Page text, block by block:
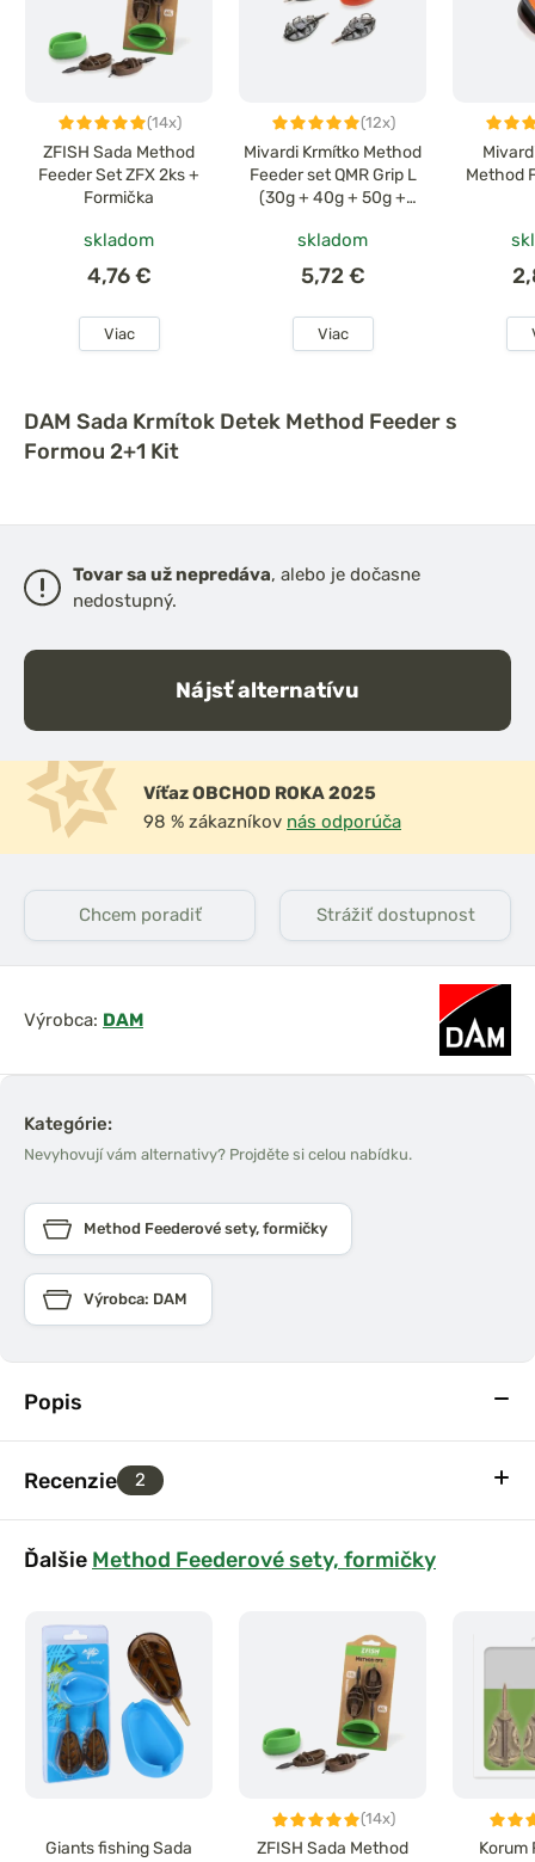
Popis
Recenzie 2
Ďalšie Method Feederové sety, formičky
Giants fishing Sada
(14x)
ZFISH Sada Method
Korum
(14x)
ZFISH Sada Method
Feeder Set ZFX 2ks +
Formička
skladom
4,76 €
Viac
(12x)
Mivardi Krmítko Method
Feeder set QMR Grip L
(30g + 40g + 50g +
skladom
5,72 €
Viac
Method
DAM Sada Krmítok Detek Method Feeder s
Formou 2+1 Kit
Tovar sa už nepredáva, alebo je dočasne
nedostupný.
Nájsť alternatívu
Víťaz OBCHOD ROKA 2025
98 % zákazníkov nás odporúča
Chcem poradiť Strážiť dostupnost
Výrobca: DAM
Kategórie:
Nevyhovují vám alternativy? Projděte si celou nabídku.
Method Feederové sety, formičky
Výrobca: DAM